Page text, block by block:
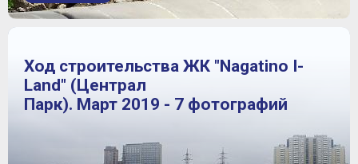
Ход строительства ЖК "Nagatino I-
Land" (Централ
Парк). Март 2019 - 7 фотографий